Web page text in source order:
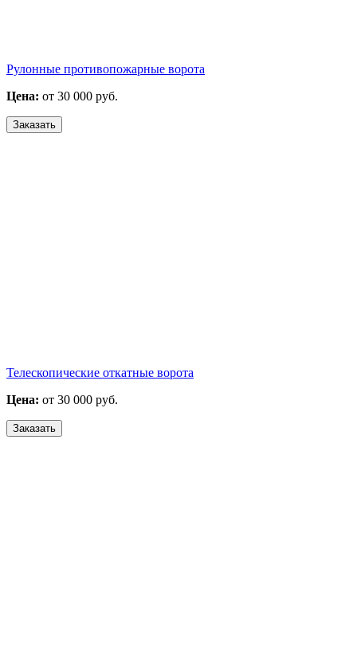
Рулонные противопожарные ворота
Цена: от 30 000 руб.
Заказать
Телескопические откатные ворота
Цена: от 30 000 руб.
Заказать